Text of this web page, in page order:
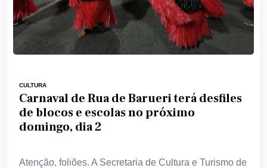
CULTURA
Carnaval de Rua de Barueri terá desfiles
de blocos e escolas no próximo
domingo, dia 2
Atenção, foliões. A Secretaria de Cultura e Turismo de